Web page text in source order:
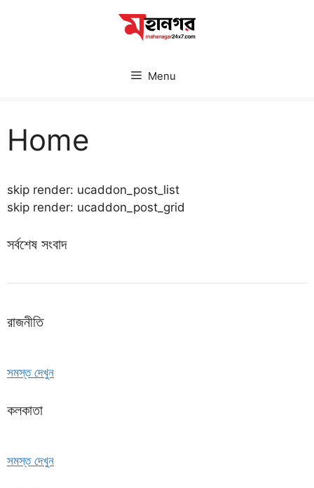
Menu
Home
skip render: ucaddon_post_list
skip render: ucaddon_post_grid
সর্বশেষ সংবাদ
রাজনীতি
সমস্ত দেখুন
কলকাতা
সমস্ত দেখুন